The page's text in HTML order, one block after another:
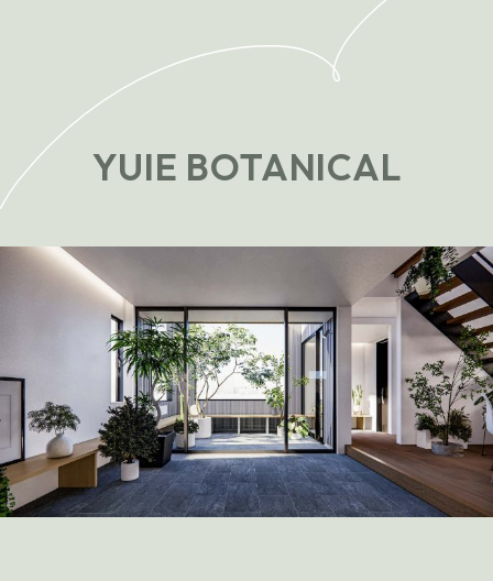
YUIE BOTANICAL